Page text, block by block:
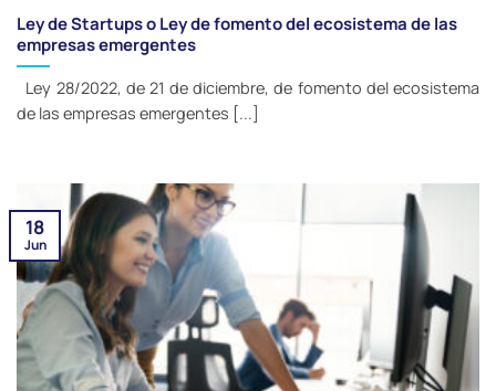
Ley de Startups o Ley de fomento del ecosistema de las
empresas emergentes
Ley 28/2022, de 21 de diciembre, de fomento del ecosistema
de las empresas emergentes [...]
18
Jun